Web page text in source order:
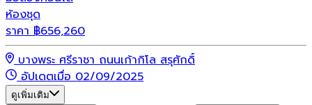
ห้องชุด
ราคา ฿656,260
บางพระ ศรีราชา ถนนเก้ากิโล สรุศักดิ์
อัปเดตเมื่อ 02/09/2025
ดูเพิ่มเติม